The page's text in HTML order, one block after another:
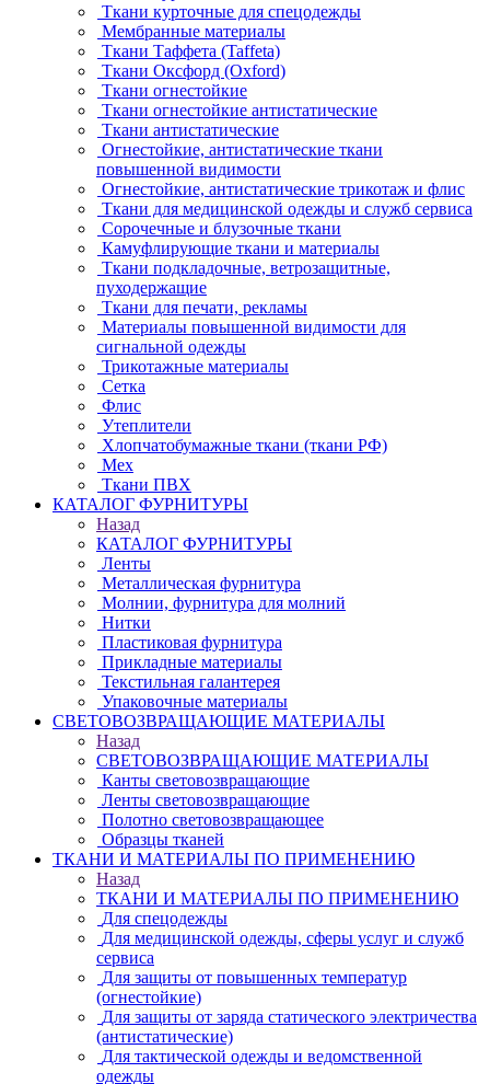
Ткани курточные для спецодежды
Мембранные материалы
Ткани Таффета (Taffeta)
Ткани Оксфорд (Oxford)
Ткани огнестойкие
Ткани огнестойкие антистатические
Ткани антистатические
Огнестойкие, антистатические ткани
повышенной видимости
Огнестойкие, антистатические трикотаж и флис
Ткани для медицинской одежды и служб сервиса
Сорочечные и блузочные ткани
Камуфлирующие ткани и материалы
Ткани подкладочные, ветрозащитные,
пуходержащие
Ткани для печати, рекламы
Материалы повышенной видимости для
сигнальной одежды
Трикотажные материалы
Сетка
Флис
Утеплители
Хлопчатобумажные ткани (ткани РФ)
Мех
Ткани ПВХ
КАТАЛОГ ФУРНИТУРЫ
Назад
КАТАЛОГ ФУРНИТУРЫ
Ленты
Металлическая фурнитура
Молнии, фурнитура для молний
Нитки
Пластиковая фурнитура
Прикладные материалы
Текстильная галантерея
Упаковочные материалы
СВЕТОВОЗВРАЩАЮЩИЕ МАТЕРИАЛЫ
Назад
СВЕТОВОЗВРАЩАЮЩИЕ МАТЕРИАЛЫ
Канты световозвращающие
Ленты световозвращающие
Полотно световозвращающее
Образцы тканей
ТКАНИ И МАТЕРИАЛЫ ПО ПРИМЕНЕНИЮ
Назад
ТКАНИ И МАТЕРИАЛЫ ПО ПРИМЕНЕНИЮ
Для спецодежды
Для медицинской одежды, сферы услуг и служб
сервиса
Для защиты от повышенных температур
(огнестойкие)
Для защиты от заряда статического электричества
(антистатические)
Для тактической одежды и ведомственной
одежды